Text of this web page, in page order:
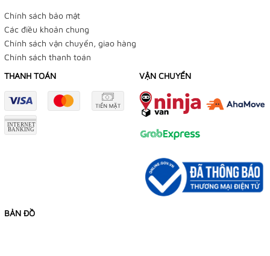
Chính sách bảo mật
Các điều khoản chung
Chính sách vận chuyển, giao hàng
Chính sách thanh toán
THANH TOÁN
VẬN CHUYỂN
BẢN ĐỒ